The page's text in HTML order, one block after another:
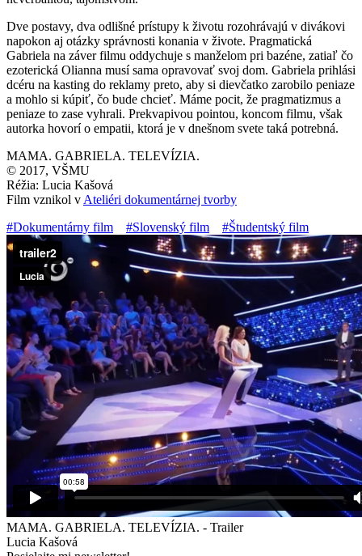
Dve postavy, dva odlišné prístupy k životu rozohrávajú v divákovi
napokon aj otázky správnosti konania v živote. Pragmatická
Gabriela na záver filmu oddychuje s manželom pri bazéne, zatiaľ čo
ezoterická Olianna musí sama opravovať svoj dom. Gabriela prihlási
dcéru na kasting do reklamy preto, aby si dievčatko zarobilo peniaze
a mohlo si kúpiť, čo bude chcieť. Máme pocit, že pragmatizmus a
peniaze to zase vyhrali. Prekvapivou pointou, koncom filmu, však
autorka hovorí o empatii, ktorá je v dnešnom svete taká potrebná.
MAMA. GABRIELA. TELEVÍZIA.
© 2017, VŠMU
Réžia: Lucia Kašová
Film vznikol v Ateliéri dokumentárnej tvorby
#Dokumentárny film
#Slovenský film #Študentský film
MAMA. GABRIELA. TELEVÍZIA. - Trailer
Lucia Kašová